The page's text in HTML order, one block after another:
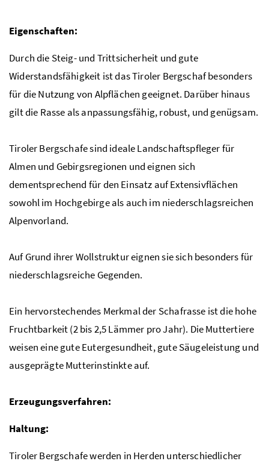
Eigenschaften:
Durch die Steig- und Trittsicherheit und gute
Widerstandsfähigkeit ist das Tiroler Bergschaf besonders
für die Nutzung von Alpflächen geeignet. Darüber hinaus
gilt die Rasse als anpassungsfähig, robust, und genügsam.
Tiroler Bergschafe sind ideale Landschaftspfleger für
Almen und Gebirgsregionen und eignen sich
dementsprechend für den Einsatz auf Extensivflächen
sowohl im Hochgebirge als auch im niederschlagsreichen
Alpenvorland.
Auf Grund ihrer Wollstruktur eignen sie sich besonders für
niederschlagsreiche Gegenden.
Ein hervorstechendes Merkmal der Schafrasse ist die hohe
Fruchtbarkeit (2 bis 2,5 Lämmer pro Jahr). Die Muttertiere
weisen eine gute Eutergesundheit, gute Säugeleistung und
ausgeprägte Mutterinstinkte auf.
Erzeugungsverfahren:
Haltung:
Tiroler Bergschafe werden in Herden unterschiedlicher